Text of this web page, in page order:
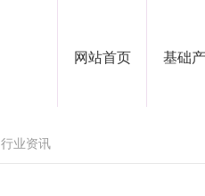
网站首页 基础
行业资讯